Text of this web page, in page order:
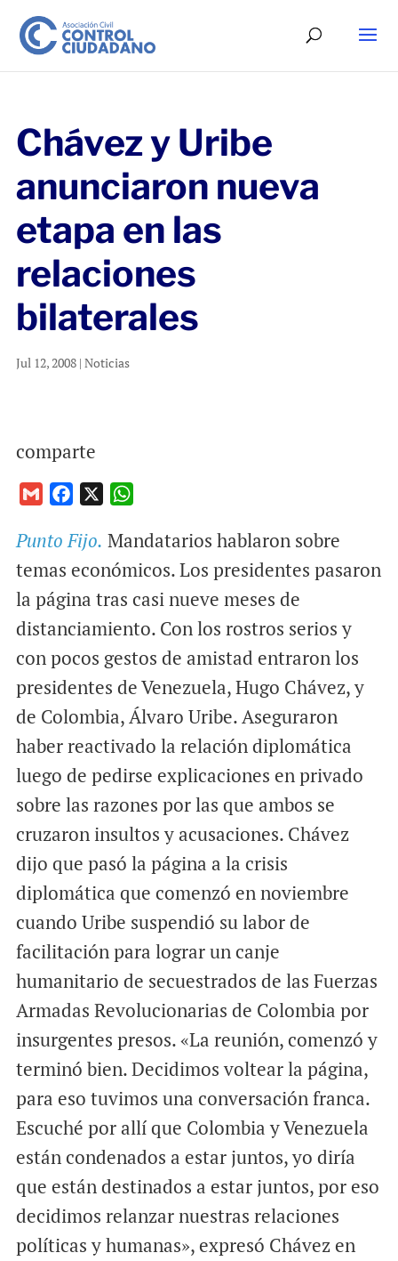
Chávez y Uribe
anunciaron nueva
etapa en las
relaciones
bilaterales
Jul 12, 2008| Noticias
comparte
a
i
c
e
o
o
k
a
t
A
p
p
Punto Fijo. Mandatarios hablaron sobre
temas económicos. Los presidentes pasaron
la página tras casi nueve meses de
distanciamiento. Con los rostros serios y
con pocos gestos de amistad entraron los
presidentes de Venezuela, Hugo Chávez, y
de Colombia, Álvaro Uribe. Aseguraron
haber reactivado la relación diplomática
luego de pedirse explicaciones en privado
sobre las razones por las que ambos se
cruzaron insultos y acusaciones. Chávez
dijo que pasó la página a la crisis
diplomática que comenzó en noviembre
cuando Uribe suspendió su labor de
facilitación para lograr un canje
humanitario de secuestrados de las Fuerzas
Armadas Revolucionarias de Colombia por
insurgentes presos. «La reunión, comenzó y
terminó bien. Decidimos voltear la página,
para eso tuvimos una conversación franca.
Escuché por allí que Colombia y Venezuela
están condenados a estar juntos, yo diría
que están destinados a estar juntos, por eso
decidimos relanzar nuestras relaciones
políticas y humanas», expresó Chávez en